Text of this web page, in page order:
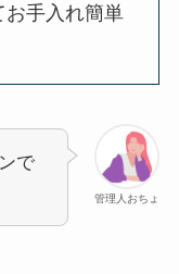
お手入れ簡単
管理人おちょ
で